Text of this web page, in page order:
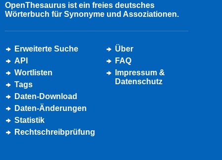
OpenThesaurus ist ein freies deutsches
Wörterbuch für Synonyme und Assoziationen.
Erweiterte Suche
API
Wortlisten
Tags
Daten-Download
Daten-Änderungen
Statistik
Rechtschreibprüfung
Über
FAQ
Impressum &
Datenschutz